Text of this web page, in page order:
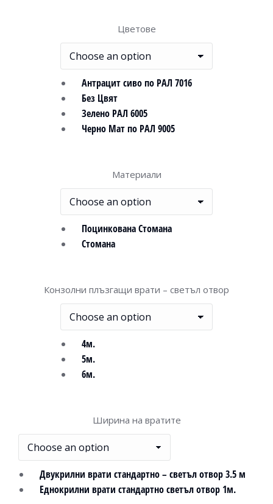
Цветове
Антрацит сиво по РАЛ 7016
Без Цвят
Зелено РАЛ 6005
Черно Мат по РАЛ 9005
Материали
Поцинкована Стомана
Стомана
Конзолни плъзгащи врати – светъл отвор
4м.
5м.
6м.
Ширина на вратите
Двукрилни врати стандартно – светъл отвор 3.5 м
Еднокрилни врати стандартно светъл отвор 1м.